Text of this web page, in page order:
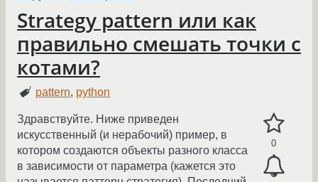
Strategy pattern или как
правильно смешать точки с
котами?
pattern, python
0
Здравствуйте. Ниже приведен
искусственный (и нерабочий) пример, в
котором создаются объекты разного класса
в зависимости от параметра (кажется это